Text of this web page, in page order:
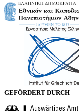
GEFÖRDERT DURCH